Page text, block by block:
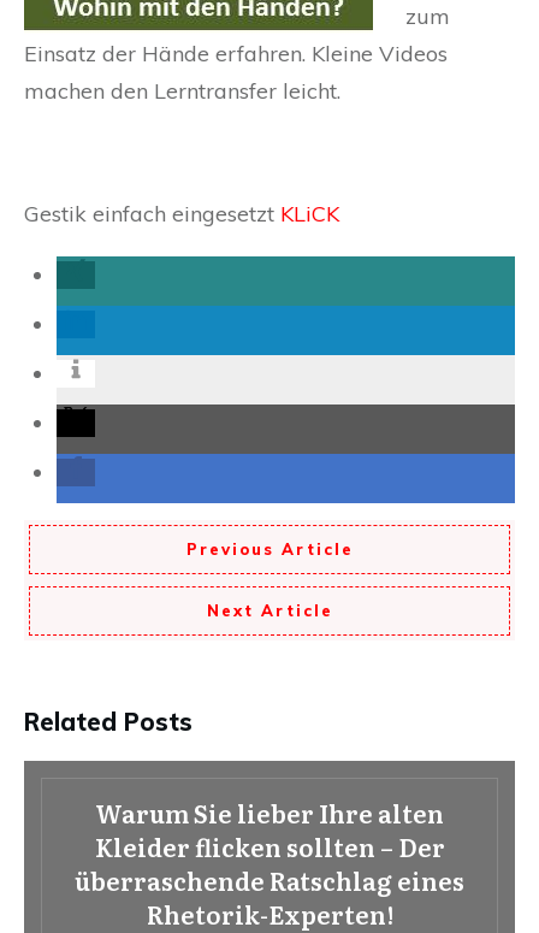
zum
Einsatz der Hände erfahren. Kleine Videos
machen den Lerntransfer leicht.
Gestik einfach eingesetzt KLiCK
Previous Article
Next Article
Related Posts
Warum Sie lieber Ihre alten
Kleider flicken sollten – Der
überraschende Ratschlag eines
Rhetorik-Experten!